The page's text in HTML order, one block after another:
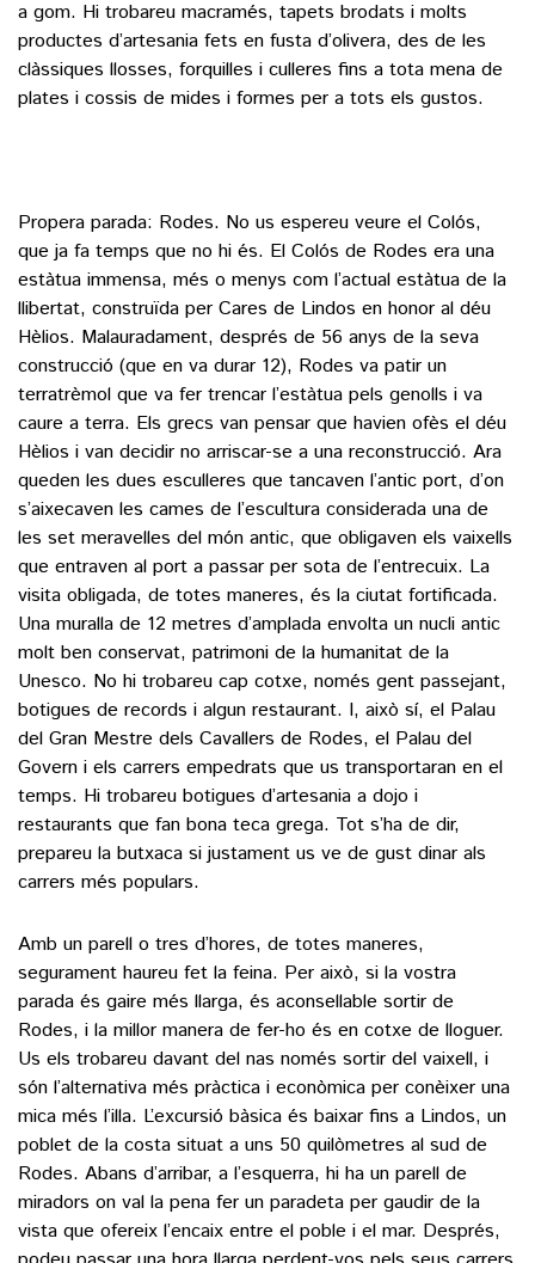
a gom. Hi trobareu macramés, tapets brodats i molts
productes d’artesania fets en fusta d’olivera, des de les
clàssiques llosses, forquilles i culleres fins a tota mena de
plates i cossis de mides i formes per a tots els gustos.
Propera parada: Rodes. No us espereu veure el Colós,
que ja fa temps que no hi és. El Colós de Rodes era una
estàtua immensa, més o menys com l’actual estàtua de la
llibertat, construïda per Cares de Lindos en honor al déu
Hèlios. Malauradament, després de 56 anys de la seva
construcció (que en va durar 12), Rodes va patir un
terratrèmol que va fer trencar l’estàtua pels genolls i va
caure a terra. Els grecs van pensar que havien ofès el déu
Hèlios i van decidir no arriscar-se a una reconstrucció. Ara
queden les dues esculleres que tancaven l’antic port, d’on
s’aixecaven les cames de l’escultura considerada una de
les set meravelles del món antic, que obligaven els vaixells
que entraven al port a passar per sota de l’entrecuix. La
visita obligada, de totes maneres, és la ciutat fortificada.
Una muralla de 12 metres d’amplada envolta un nucli antic
molt ben conservat, patrimoni de la humanitat de la
Unesco. No hi trobareu cap cotxe, només gent passejant,
botigues de records i algun restaurant. I, això sí, el Palau
del Gran Mestre dels Cavallers de Rodes, el Palau del
Govern i els carrers empedrats que us transportaran en el
temps. Hi trobareu botigues d’artesania a dojo i
restaurants que fan bona teca grega. Tot s’ha de dir,
prepareu la butxaca si justament us ve de gust dinar als
carrers més populars.
Amb un parell o tres d’hores, de totes maneres,
segurament haureu fet la feina. Per això, si la vostra
parada és gaire més llarga, és aconsellable sortir de
Rodes, i la millor manera de fer-ho és en cotxe de lloguer.
Us els trobareu davant del nas només sortir del vaixell, i
són l’alternativa més pràctica i econòmica per conèixer una
mica més l’illa. L’excursió bàsica és baixar fins a Lindos, un
poblet de la costa situat a uns 50 quilòmetres al sud de
Rodes. Abans d’arribar, a l’esquerra, hi ha un parell de
miradors on val la pena fer un paradeta per gaudir de la
vista que ofereix l’encaix entre el poble i el mar. Després,